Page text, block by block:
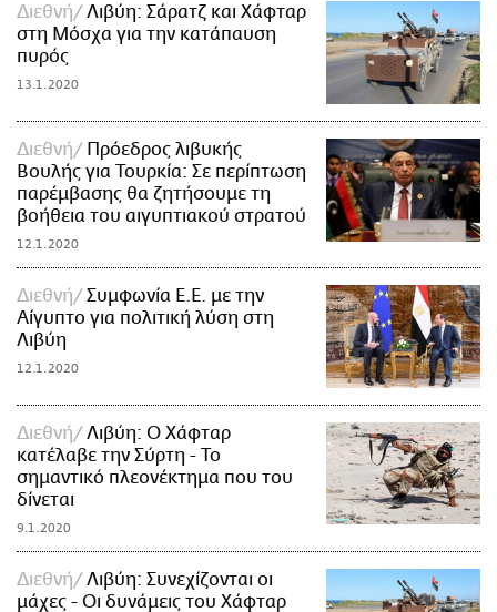
Διεθνή
Λιβύη: Σάρατζ και Χάφταρ
στη Μόσχα για την κατάπαυση
πυρός
13.1.2020
Διεθνή
Πρόεδρος λιβυκής
Βουλής για Τουρκία: Σε περίπτωση
παρέμβασης θα ζητήσουμε τη
βοήθεια του αιγυπτιακού στρατού
12.1.2020
Διεθνή
Συμφωνία Ε.Ε. με την
Αίγυπτο για πολιτική λύση στη
Λιβύη
12.1.2020
Διεθνή
Λιβύη: Ο Χάφταρ
κατέλαβε την Σύρτη - Το
σημαντικό πλεονέκτημα που του
δίνεται
9.1.2020
Διεθνή
Λιβύη: Συνεχίζονται οι
μάχες - Οι δυνάμεις του Χάφταρ